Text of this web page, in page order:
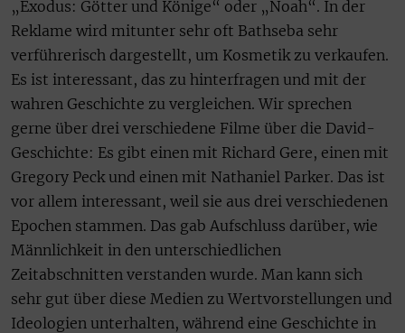
„Exodus: Götter und Könige“ oder „Noah“. In der
Reklame wird mitunter sehr oft Bathseba sehr
verführerisch dargestellt, um Kosmetik zu verkaufen.
Es ist interessant, das zu hinterfragen und mit der
wahren Geschichte zu vergleichen. Wir sprechen
gerne über drei verschiedene Filme über die David-
Geschichte: Es gibt einen mit Richard Gere, einen mit
Gregory Peck und einen mit Nathaniel Parker. Das ist
vor allem interessant, weil sie aus drei verschiedenen
Epochen stammen. Das gab Aufschluss darüber, wie
Männlichkeit in den unterschiedlichen
Zeitabschnitten verstanden wurde. Man kann sich
sehr gut über diese Medien zu Wertvorstellungen und
Ideologien unterhalten, während eine Geschichte in